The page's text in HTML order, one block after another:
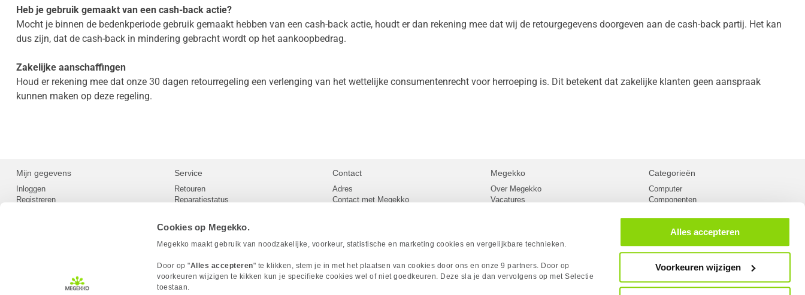
Cookies op Megekko.
Megekko maakt gebruik van noodzakelijke, voorkeur, statistische en marketing cookies en vergelijkbare technieken.
Door op "Alles accepteren" te klikken, stem je in met het plaatsen van cookies door ons en onze 9 partners. Door op
voorkeuren wijzigen te kikken kun je specifieke cookies wel of niet goedkeuren. Deze sla je dan vervolgens op met Selectie
toestaan.
Alles accepteren
Voorkeuren wijzigen
Heb je gebruik gemaakt van een cash-back actie?
Mocht je binnen de bedenkperiode gebruik gemaakt hebben van een cash-back actie, houdt er dan rekening mee dat wij de retourgegevens doorgeven aan de cash-back partij. Het kan
dus zijn, dat de cash-back in mindering gebracht wordt op het aankoopbedrag.
Zakelijke aanschaffingen
Houd er rekening mee dat onze 30 dagen retourregeling een verlenging van het wettelijke consumentenrecht voor herroeping is. Dit betekent dat zakelijke klanten geen aanspraak
kunnen maken op deze regeling.
Mijn gegevens
Inloggen
Registreren
Service
Retouren
Reparatiestatus
Herroepingsrecht
Betaalmethoden
Megekko builds
Toegankelijkheid
Contact
Adres
Contact met Megekko
Megekko
Over Megekko
Vacatures
Sitemap
Acties
Megekko Academy
Categorieën
Computer
Componenten
Kabels
Netwerk
Gaming laptops
PC Systemen
Megekko fanshop